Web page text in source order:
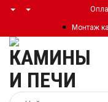
Монтаж